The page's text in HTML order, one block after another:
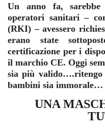
Un anno fa,
operatori sanitari –
(RKI) – avessero
erano state
certificazione per i
il marchio CE. Oggi
sia più valido….ritengo
bambini sia immorale…
UNA